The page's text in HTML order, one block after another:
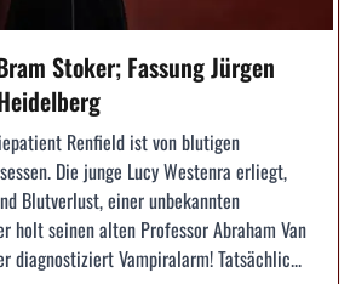
Stoker; Fassung Jürgen
Renfield ist von blutigen
Die junge Lucy Westenra erliegt,
Blutverlust, einer unbekannten
holt seinen alten Professor Abraham Van
diagnostiziert Vampiralarm! Tatsächlic...